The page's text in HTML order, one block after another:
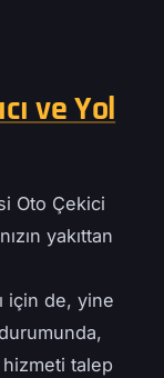
ve Yol
Oto Çekici
yakıttan
için de, yine
talep